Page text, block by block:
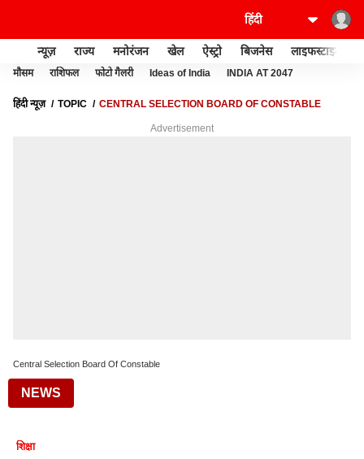
न्यूज़ राज्य मनोरंजन खेल ऐस्ट्रो बिजनेस लाइफस्टाइल
मौसम राशिफल फोटो गैलरी Ideas of India INDIA AT 2047
हिंदी न्यूज़ TOPIC CENTRAL SELECTION BOARD OF CONSTABLE
Advertisement
Central Selection Board Of Constable
NEWS
शिक्षा